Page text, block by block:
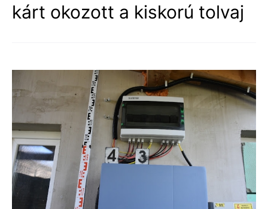
kárt okozott a kiskorú tolvaj